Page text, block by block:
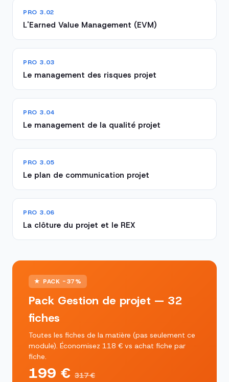
PRO 3.02
L'Earned Value Management (EVM)
PRO 3.03
Le management des risques projet
PRO 3.04
Le management de la qualité projet
PRO 3.05
Le plan de communication projet
PRO 3.06
La clôture du projet et le REX
★ PACK -37%
Pack Gestion de projet — 32
fiches
Toutes les fiches de la matière (pas seulement ce
module). Économisez 118 € vs achat fiche par
fiche.
199 € 317 €